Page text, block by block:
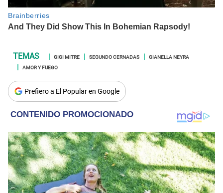
GIGI MITRE SEGUNDO CERNADAS
GIANELLA NEYRA
AMOR Y FUEGO
Prefiero a El Popular en Google